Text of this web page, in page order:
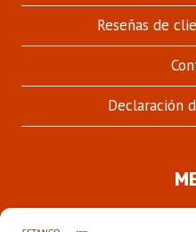
Reseñas de
Declaración